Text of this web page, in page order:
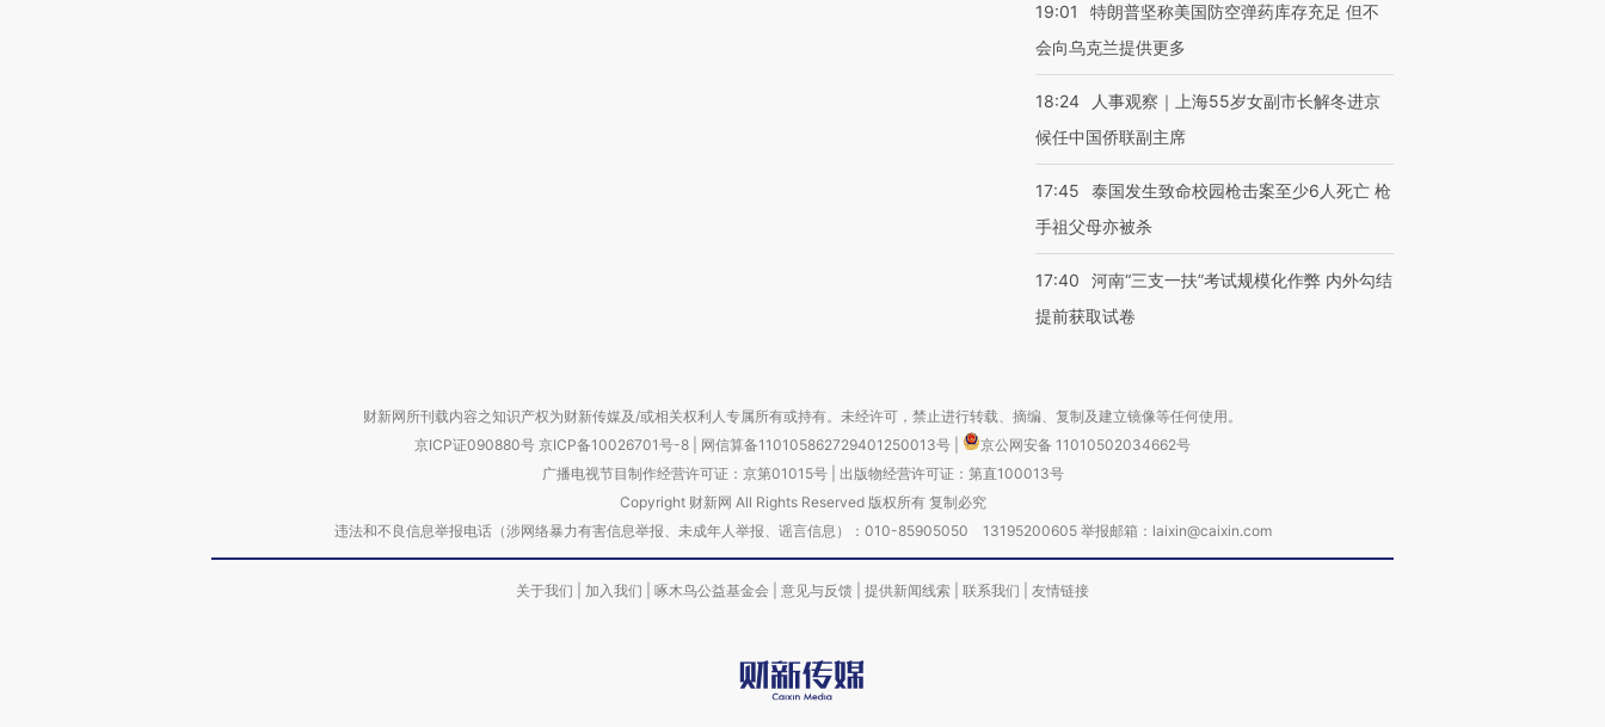
19:01
特朗普坚称美国防空弹药库存充足 但不
会向乌克兰提供更多
18:24
人事观察｜上海55岁女副市长解冬进京
候任中国侨联副主席
17:45
泰国发生致命校园枪击案至少6人死亡 枪
手祖父母亦被杀
17:40
河南“三支一扶”考试规模化作弊 内外勾结
提前获取试卷
财新网所刊载内容之知识产权为财新传媒及/或相关权利人专属所有或持有。未经许可，禁止进行转载、摘编、复制及建立镜像等任何使用。
京ICP证090880号 京ICP备10026701号-8 网信算备110105862729401250013号
京公网安备 11010502034662号
广播电视节目制作经营许可证：京第01015号| 出版物经营许可证：第直100013号
Copyright 财新网 All Rights Reserved 版权所有 复制必究
违法和不良信息举报电话（涉网络暴力有害信息举报、未成年人举报、谣言信息）：010-85905050 13195200605 举报邮箱：laixin@caixin.com
关于我们 加入我们 啄木鸟公益基金会 意见与反馈 提供新闻线索 联系我们 友情链接